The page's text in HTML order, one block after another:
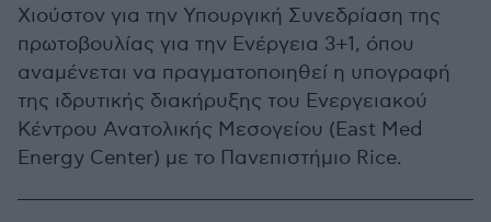
Χιούστον για την Υπουργική Συνεδρίαση της
πρωτοβουλίας για την Ενέργεια 3+1, όπου
αναμένεται να πραγματοποιηθεί η υπογραφή
της ιδρυτικής διακήρυξης του Ενεργειακού
Κέντρου Ανατολικής Μεσογείου (East Med
Energy Center) με το Πανεπιστήμιο Rice.